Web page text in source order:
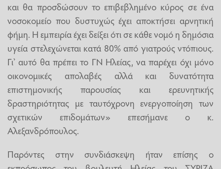
και θα προσδώσουν το επιβεβλημένο κύρος σε ένα
νοσοκομείο που δυστυχώς έχει αποκτήσει αρνητική
φήμη. Η εμπειρία έχει δείξει ότι σε κάθε νομό η δημόσια
υγεία στελεχώνεται κατά 80% από γιατρούς ντόπιους.
Γι’ αυτό θα πρέπει το ΓΝ Ηλείας, να παρέχει όχι μόνο
οικονομικές απολαβές αλλά και δυνατότητα
επιστημονικής παρουσίας και ερευνητικής
δραστηριότητας με ταυτόχρονη ενεργοποίηση των
σχετικών επιδομάτων» επεσήμανε ο κ.
Αλεξανδρόπουλος.
Παρόντες στην συνδιάσκεψη ήταν επίσης ο